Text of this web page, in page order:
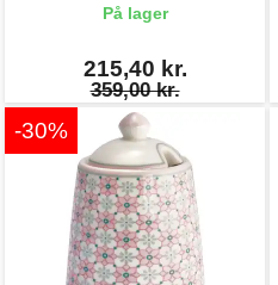
På lager
215,40 kr.
359,00 kr.
-30%